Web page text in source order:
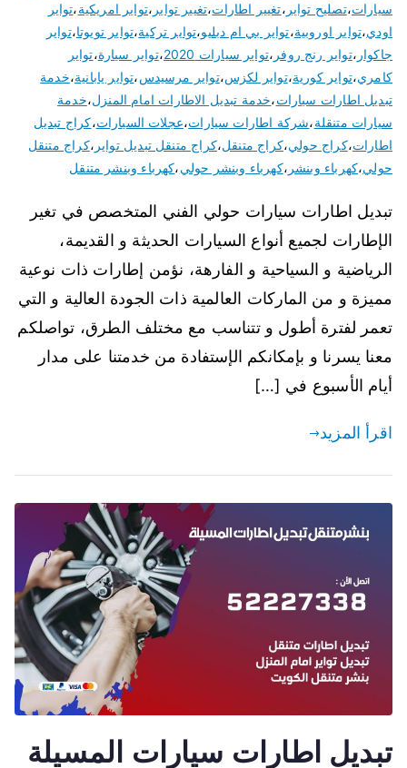
سيارات،تصليح تواير ،تغيير اطارات،تغيير تواير ،تواير امريكية،تواير
اودي،تواير اوروبية،تواير بي ام دبليو،تواير تركية،تواير تويوتا،تواير
جاكوار ،تواير رنج روفر ،تواير سيارات 2020 ،تواير سيارة،تواير
كامري،تواير كورية،تواير لكزس،تواير مرسيدس،تواير يابانية،خدمة
تبديل اطارات سيارات،خدمة تبديل الاطارات امام المنزل،خدمة
سيارات متنقلة،شركة اطارات سيارات،عجلات السيارات،كراج تبديل
اطارات،كراج حولي،كراج متنقل،كراج متنقل تبديل تواير ،كراج متنقل
حولي،كهرباء وبنشر ،كهرباء وبنشر حولي،كهرباء وبنشر متنقل
تبديل اطارات سيارات حولي الفني المتخصص في تغير
الإطارات لجميع أنواع السيارات الحديثة و القديمة،
الرياضية و السياحية و الفارهة، نؤمن إطارات ذات نوعية
مميزة و من الماركات العالمية ذات الجودة العالية و التي
تعمر لفترة أطول و تتناسب مع مختلف الطرق، تواصلكم
معنا يسرنا و بإمكانكم الإستفادة من خدمتنا على مدار
أيام الأسبوع في […]
اقرأ المزيد
تبديل اطارات سيارات المسيلة